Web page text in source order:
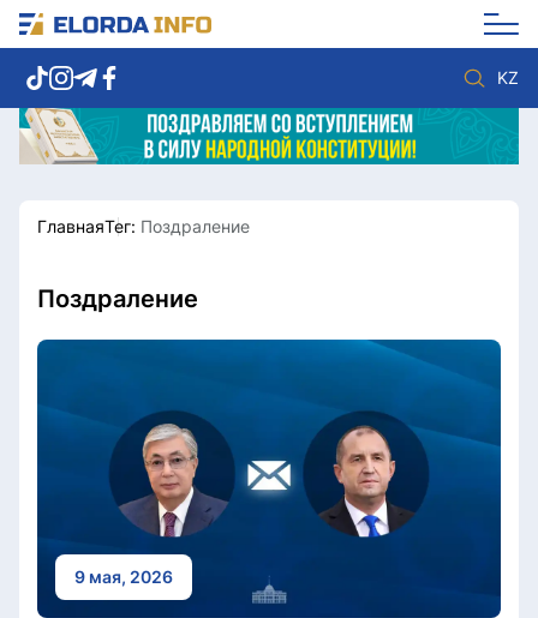
KZ
Новости столицы
Политика
Спорт
Видео
Мир
ГлавнаяТег: Поздраление
Поздраление
9 мая, 2026